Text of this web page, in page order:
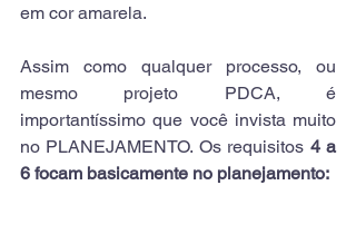
em cor amarela.
Assim como qualquer processo, ou
mesmo projeto PDCA, é
importantíssimo que você invista muito
no PLANEJAMENTO. Os requisitos 4 a
6 focam basicamente no planejamento: